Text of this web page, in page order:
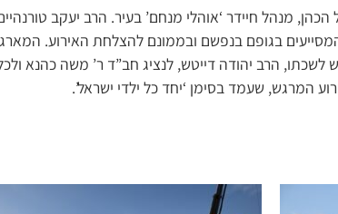
מנהל חיידר ‘אוהלי מנחם’ בעיר. הרב יעקב
בגופם בנפשם ובממונם להצלחת האירוע.
לשכתו, הרב יהודה דייטש, לנציג חב”ד ר’ משה כהנא
המרגש, שעמד בסימן ‘יחד כל ילדי ישראל’.